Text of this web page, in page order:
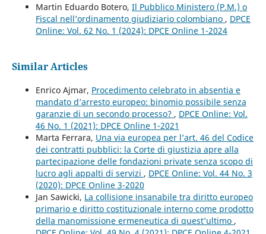
Martin Eduardo Botero, Il Pubblico Ministero (P.M.) o
Fiscal nell’ordinamento giudiziario colombiano , DPCE
Online: Vol. 62 No. 1 (2024): DPCE Online 1-2024
Similar Articles
Enrico Ajmar, Procedimento celebrato in absentia e
mandato d’arresto europeo: binomio possibile senza
garanzie di un secondo processo? , DPCE Online: Vol.
46 No. 1 (2021): DPCE Online 1-2021
Marta Ferrara, Una via europea per l’art. 46 del Codice
dei contratti pubblici: la Corte di giustizia apre alla
partecipazione delle fondazioni private senza scopo di
lucro agli appalti di servizi , DPCE Online: Vol. 44 No. 3
(2020): DPCE Online 3-2020
Jan Sawicki, La collisione insanabile tra diritto europeo
primario e diritto costituzionale interno come prodotto
della manomissione ermeneutica di quest’ultimo ,